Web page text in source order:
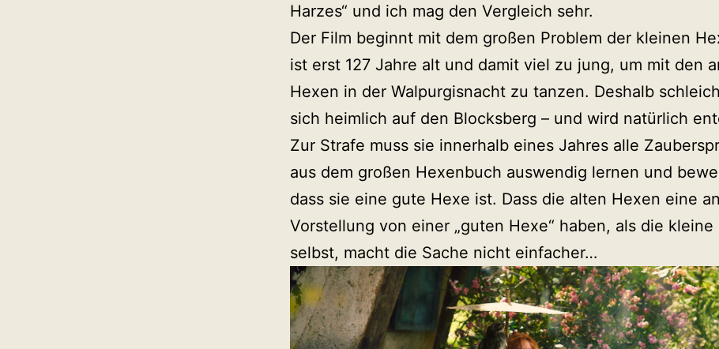
Harzes“ und ich mag den Vergleich sehr.
Der Film beginnt mit dem großen Problem der kleinen
ist erst 127 Jahre alt und damit viel zu jung, um mit den
Hexen in der Walpurgisnacht zu tanzen. Deshalb
sich heimlich auf den Blocksberg – und wird natürlich
Zur Strafe muss sie innerhalb eines Jahres alle
aus dem großen Hexenbuch auswendig lernen und
dass sie eine gute Hexe ist. Dass die alten Hexen eine
Vorstellung von einer „guten Hexe“ haben, als die kleine
selbst, macht die Sache nicht einfacher…